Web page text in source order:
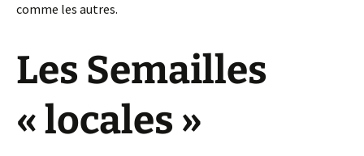
comme les autres.
Les Semailles
« locales »